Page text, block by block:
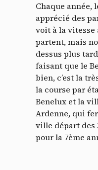
Chaque année,
apprécié des
voit à la vitesse
partent, mais
dessus plus
faisant que le
bien, c’est la
la course par
Benelux et la
Ardenne, qui
ville départ des
pour la 7ème